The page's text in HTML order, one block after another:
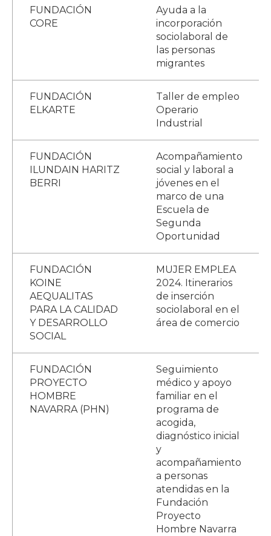
FUNDACIÓN
CORE
Ayuda a la
incorporación
sociolaboral de
las personas
migrantes
FUNDACIÓN
ELKARTE
Taller de empleo
Operario
Industrial
FUNDACIÓN
ILUNDAIN HARITZ
BERRI
Acompañamiento
social y laboral a
jóvenes en el
marco de una
Escuela de
Segunda
Oportunidad
FUNDACIÓN
KOINE
AEQUALITAS
PARA LA CALIDAD
Y DESARROLLO
SOCIAL
MUJER EMPLEA
2024. Itinerarios
de inserción
sociolaboral en el
área de comercio
FUNDACIÓN
PROYECTO
HOMBRE
NAVARRA (PHN)
Seguimiento
médico y apoyo
familiar en el
programa de
acogida,
diagnóstico inicial
y
acompañamiento
a personas
atendidas en la
Fundación
Proyecto
Hombre Navarra